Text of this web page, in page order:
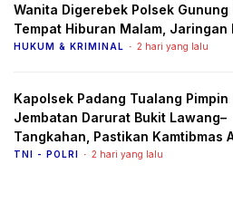
Wanita Digerebek Polsek Gunung
Tempat Hiburan Malam, Jaringan
Diburu
HUKUM & KRIMINAL 2 hari yang lalu
Kapolsek Padang Tualang Pimpin
Jembatan Darurat Bukit Lawang–
Tangkahan, Pastikan Kamtibmas
Arus Lalu Lintas Lancar
TNI - POLRI 2 hari yang lalu